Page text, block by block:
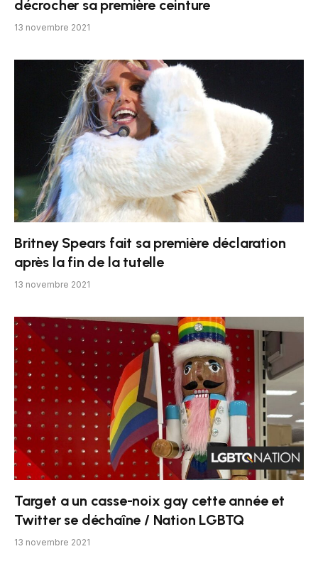
décrocher sa première ceinture
13 novembre 2021
Britney Spears fait sa première déclaration
après la fin de la tutelle
13 novembre 2021
Target a un casse-noix gay cette année et
Twitter se déchaîne / Nation LGBTQ
13 novembre 2021